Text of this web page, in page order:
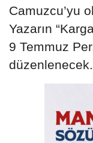
Camuzcu’yu
Yazarın
9 Temmuz
düzenlenecek.